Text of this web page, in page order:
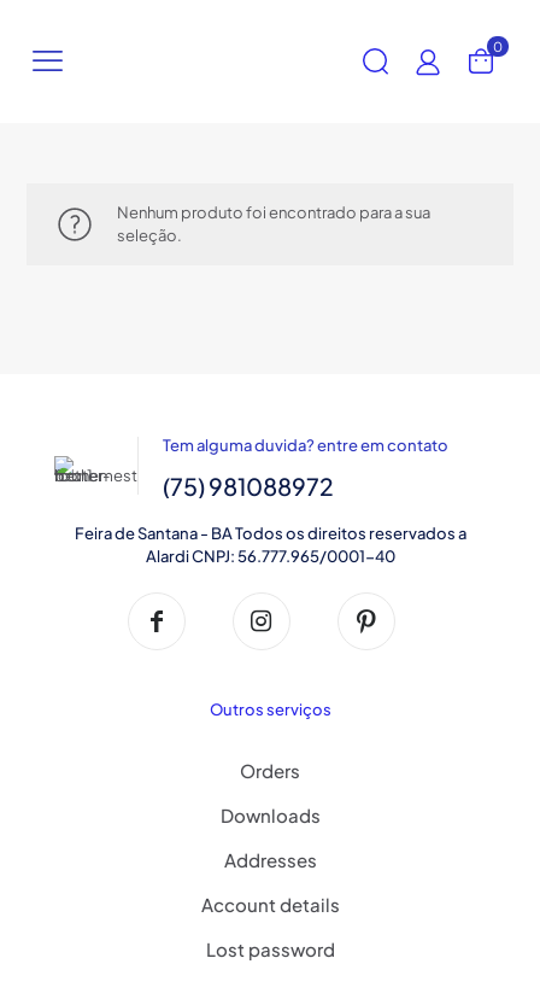
0
Nenhum produto foi encontrado para a sua
seleção.
Tem alguma duvida? entre em contato
(75) 981088972
Feira de Santana - BA Todos os direitos reservados a
Alardi CNPJ: 56.777.965/0001-40
Outros serviços
Orders
Downloads
Addresses
Account details
Lost password